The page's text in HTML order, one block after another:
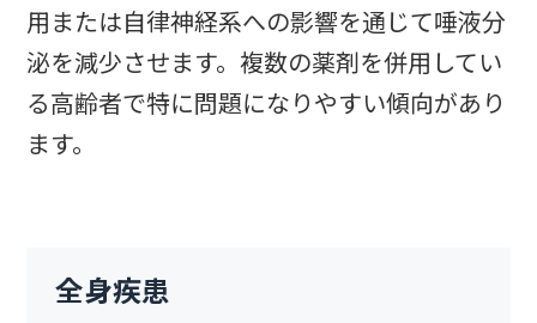
用または自律神経系への影響を通じて唾液分
泌を減少させます。複数の薬剤を併用してい
る高齢者で特に問題になりやすい傾向があり
ます。
全身疾患